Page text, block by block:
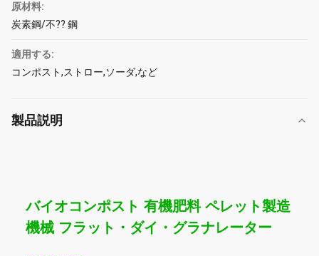
原材料:
炭素鋼/不?? 鋼
適用する:
コンポスト,ストロー,ソーダ,など
製品説明
バイオコンポスト 有機肥料 ペレット製造
機械 フラット・ダイ・グラナレーター